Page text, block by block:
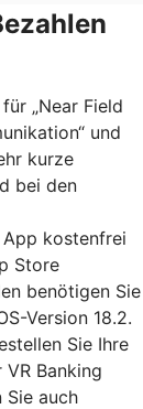
„Near Field
und
kurze
bei den
kostenfrei
Store
benötigen Sie
Version 18.2.
Sie Ihre
Banking
Sie auch